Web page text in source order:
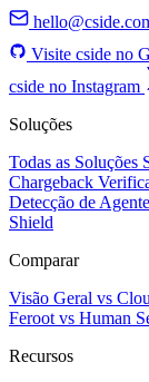
Visite cside no
cside no Instagram
Soluções
Todas as Soluções
Chargeback
Detecção de
Shield
Comparar
Visão Geral vs
Feroot vs Human
Recursos